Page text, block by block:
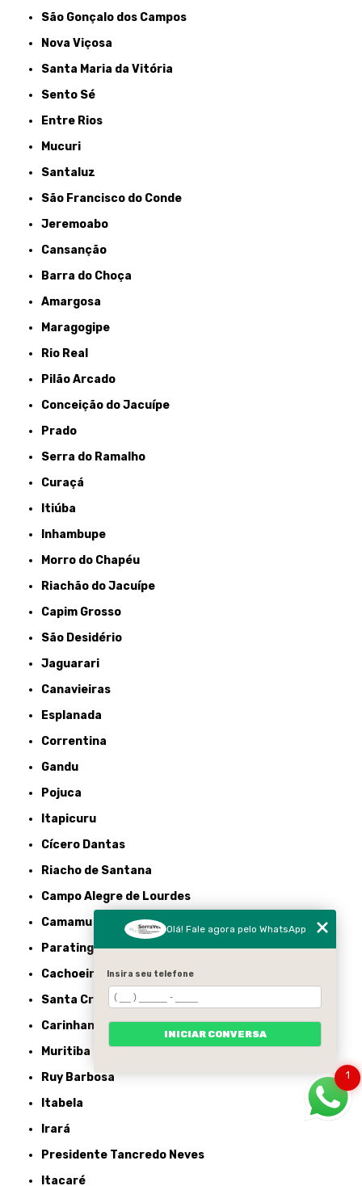
São Gonçalo dos Campos
Nova Viçosa
Santa Maria da Vitória
Sento Sé
Entre Rios
Mucuri
Santaluz
São Francisco do Conde
Jeremoabo
Cansanção
Barra do Choça
Amargosa
Maragogipe
Rio Real
Pilão Arcado
Conceição do Jacuípe
Prado
Serra do Ramalho
Curaçá
Itiúba
Inhambupe
Morro do Chapéu
Riachão do Jacuípe
Capim Grosso
São Desidério
Jaguarari
Canavieiras
Esplanada
Correntina
Gandu
Pojuca
Itapicuru
Cícero Dantas
Riacho de Santana
Campo Alegre de Lourdes
Camamu
Paratinga
Cachoeira
Santa Cruz Cabrália
Carinhanha
Muritiba
Ruy Barbosa
Itabela
Irará
Presidente Tancredo Neves
Itacaré
1
Olá! Fale agora pelo WhatsApp
Insira seu telefone
INICIAR CONVERSA